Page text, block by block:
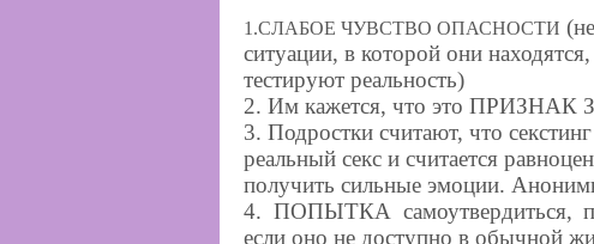
1.СЛАБОЕ ЧУВСТВО ОПАСНОСТИ
ситуации, в которой они
тестируют реальность)
2. Им кажется, что это
3. Подростки считают, что
реальный секс и считается
получить сильные эмоции.
4. ПОПЫТКА самоутвердиться,
если оно не доступно в обычной